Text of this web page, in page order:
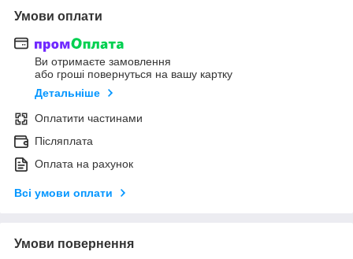
Умови оплати
Ви отримаєте замовлення
або гроші повернуться на вашу картку
Детальніше
Оплатити частинами
Післяплата
Оплата на рахунок
Всі умови оплати
Умови повернення